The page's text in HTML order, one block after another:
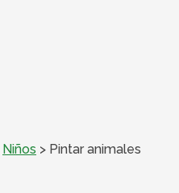
Niños > Pintar animales